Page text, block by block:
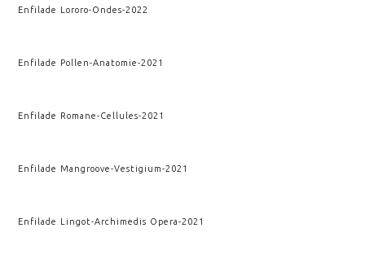
Enfilade Lororo-Ondes-2022
Enfilade Pollen-Anatomie-2021
Enfilade Romane-Cellules-2021
Enfilade Mangroove-Vestigium-2021
Enfilade Lingot-Archimedis Opera-2021